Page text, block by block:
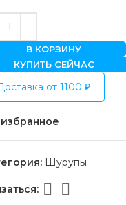
В КОРЗИНУ
КУПИТЬ СЕЙЧАС
от 1100 ₽
Шурупы